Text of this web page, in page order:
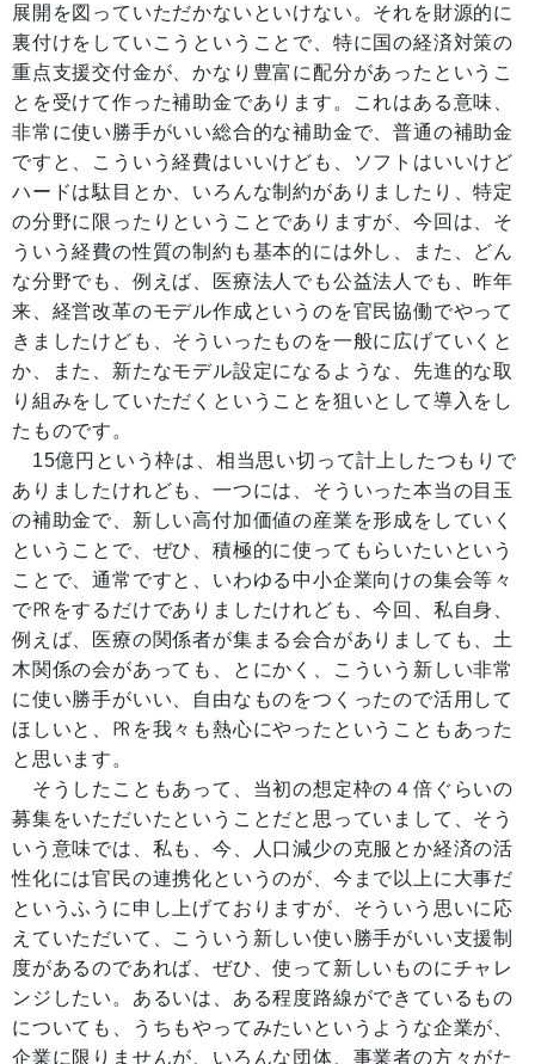
展開を図っていただかないといけない。それを財源的に
裏付けをしていこうということで、特に国の経済対策の
重点支援交付金が、かなり豊富に配分があったというこ
とを受けて作った補助金であります。これはある意味、
非常に使い勝手がいい総合的な補助金で、普通の補助金
ですと、こういう経費はいいけども、ソフトはいいけど
ハードは駄目とか、いろんな制約がありましたり、特定
の分野に限ったりということでありますが、今回は、そ
ういう経費の性質の制約も基本的には外し、また、どん
な分野でも、例えば、医療法人でも公益法人でも、昨年
来、経営改革のモデル作成というのを官民協働でやって
きましたけども、そういったものを一般に広げていくと
か、また、新たなモデル設定になるような、先進的な取
り組みをしていただくということを狙いとして導入をし
たものです。
15億円という枠は、相当思い切って計上したつもりで
ありましたけれども、一つには、そういった本当の目玉
の補助金で、新しい高付加価値の産業を形成をしていく
ということで、ぜひ、積極的に使ってもらいたいという
ことで、通常ですと、いわゆる中小企業向けの集会等々
で㏚をするだけでありましたけれども、今回、私自身、
例えば、医療の関係者が集まる会合がありましても、土
木関係の会があっても、とにかく、こういう新しい非常
に使い勝手がいい、自由なものをつくったので活用して
ほしいと、㏚を我々も熱心にやったということもあった
と思います。
そうしたこともあって、当初の想定枠の４倍ぐらいの
募集をいただいたということだと思っていまして、そう
いう意味では、私も、今、人口減少の克服とか経済の活
性化には官民の連携化というのが、今まで以上に大事だ
というふうに申し上げておりますが、そういう思いに応
えていただいて、こういう新しい使い勝手がいい支援制
度があるのであれば、ぜひ、使って新しいものにチャレ
ンジしたい。あるいは、ある程度路線ができているもの
についても、うちもやってみたいというような企業が、
企業に限りませんが、いろんな団体、事業者の方々がた